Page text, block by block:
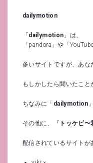
dailymotion
「dailymotion 」は、
「pandora」や「
多いサイトですが、あな
もしかしたら聞いたこと
ちなみに「 dailymotion
その他に、『 トッケビ
配信されているサイトが